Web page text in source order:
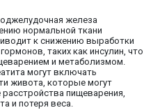
железа
нормальной ткани
к снижению выработки
таких как инсулин, что
и метаболизмом.
могут включать
живота, которые могут
пищеварения,
и потеря веса.